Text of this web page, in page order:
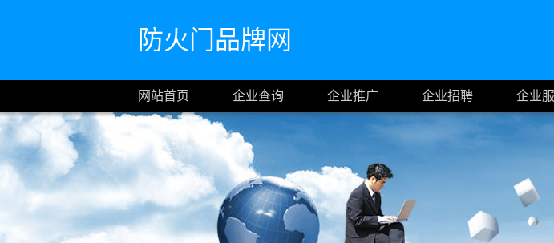
防火门品牌网
网站首页 企业查询 企业推广 企业招聘 企业